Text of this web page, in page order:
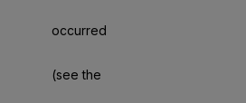
occurred
(see the